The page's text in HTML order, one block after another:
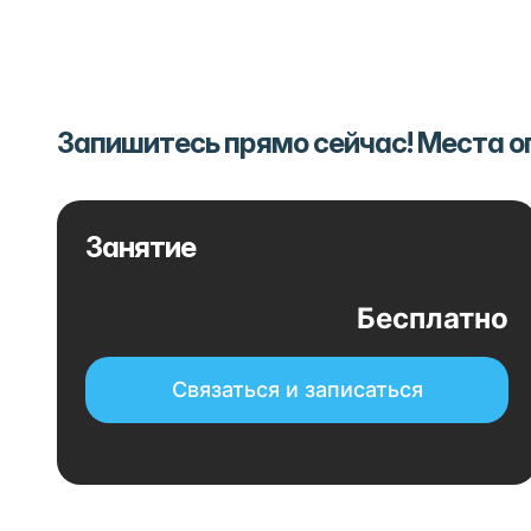
Запишитесь прямо сейчас! Места
Занятие
Бесплатно
Связаться и записаться